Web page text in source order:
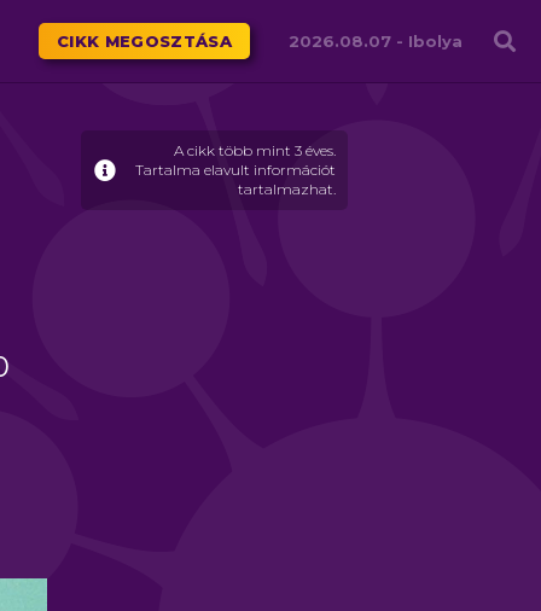
Családháló
CIKK MEGOSZTÁSA 2026.08.07 - Ibolya
A cikk több mint 3 éves.
Tartalma elavult információt
tartalmazhat.